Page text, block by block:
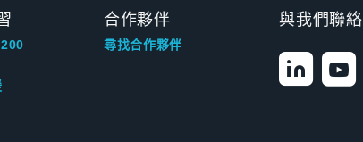
合作夥伴
尋找合作夥伴
與我們聯絡